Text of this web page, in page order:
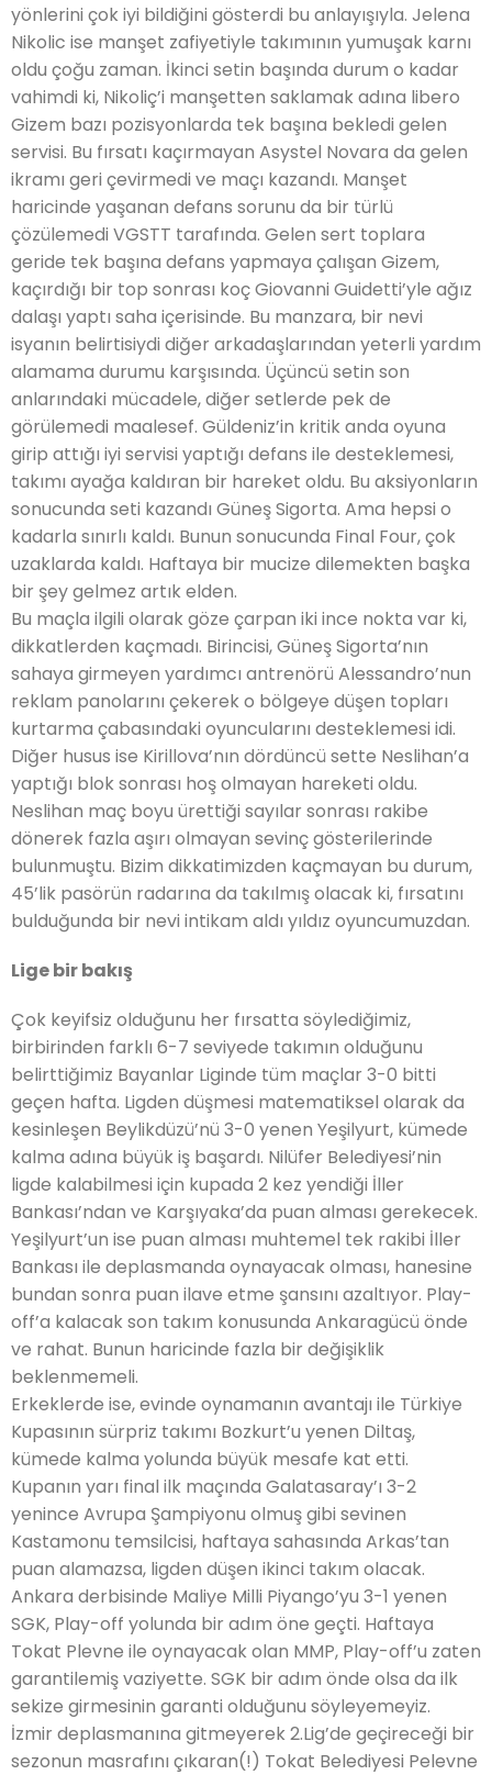
yönlerini çok iyi bildiğini gösterdi bu anlayışıyla. Jelena
Nikolic ise manşet zafiyetiyle takımının yumuşak karnı
oldu çoğu zaman. İkinci setin başında durum o kadar
vahimdi ki, Nikoliç’i manşetten saklamak adına libero
Gizem bazı pozisyonlarda tek başına bekledi gelen
servisi. Bu fırsatı kaçırmayan Asystel Novara da gelen
ikramı geri çevirmedi ve maçı kazandı. Manşet
haricinde yaşanan defans sorunu da bir türlü
çözülemedi VGSTT tarafında. Gelen sert toplara
geride tek başına defans yapmaya çalışan Gizem,
kaçırdığı bir top sonrası koç Giovanni Guidetti’yle ağız
dalaşı yaptı saha içerisinde. Bu manzara, bir nevi
isyanın belirtisiydi diğer arkadaşlarından yeterli yardım
alamama durumu karşısında. Üçüncü setin son
anlarındaki mücadele, diğer setlerde pek de
görülemedi maalesef. Güldeniz’in kritik anda oyuna
girip attığı iyi servisi yaptığı defans ile desteklemesi,
takımı ayağa kaldıran bir hareket oldu. Bu aksiyonların
sonucunda seti kazandı Güneş Sigorta. Ama hepsi o
kadarla sınırlı kaldı. Bunun sonucunda Final Four, çok
uzaklarda kaldı. Haftaya bir mucize dilemekten başka
bir şey gelmez artık elden.
Bu maçla ilgili olarak göze çarpan iki ince nokta var ki,
dikkatlerden kaçmadı. Birincisi, Güneş Sigorta’nın
sahaya girmeyen yardımcı antrenörü Alessandro’nun
reklam panolarını çekerek o bölgeye düşen topları
kurtarma çabasındaki oyuncularını desteklemesi idi.
Diğer husus ise Kirillova’nın dördüncü sette Neslihan’a
yaptığı blok sonrası hoş olmayan hareketi oldu.
Neslihan maç boyu ürettiği sayılar sonrası rakibe
dönerek fazla aşırı olmayan sevinç gösterilerinde
bulunmuştu. Bizim dikkatimizden kaçmayan bu durum,
45’lik pasörün radarına da takılmış olacak ki, fırsatını
bulduğunda bir nevi intikam aldı yıldız oyuncumuzdan.
Lige bir bakış
Çok keyifsiz olduğunu her fırsatta söylediğimiz,
birbirinden farklı 6-7 seviyede takımın olduğunu
belirttiğimiz Bayanlar Liginde tüm maçlar 3-0 bitti
geçen hafta. Ligden düşmesi matematiksel olarak da
kesinleşen Beylikdüzü’nü 3-0 yenen Yeşilyurt, kümede
kalma adına büyük iş başardı. Nilüfer Belediyesi’nin
ligde kalabilmesi için kupada 2 kez yendiği İller
Bankası’ndan ve Karşıyaka’da puan alması gerekecek.
Yeşilyurt’un ise puan alması muhtemel tek rakibi İller
Bankası ile deplasmanda oynayacak olması, hanesine
bundan sonra puan ilave etme şansını azaltıyor. Play-
off’a kalacak son takım konusunda Ankaragücü önde
ve rahat. Bunun haricinde fazla bir değişiklik
beklenmemeli.
Erkeklerde ise, evinde oynamanın avantajı ile Türkiye
Kupasının sürpriz takımı Bozkurt’u yenen Diltaş,
kümede kalma yolunda büyük mesafe kat etti.
Kupanın yarı final ilk maçında Galatasaray’ı 3-2
yenince Avrupa Şampiyonu olmuş gibi sevinen
Kastamonu temsilcisi, haftaya sahasında Arkas’tan
puan alamazsa, ligden düşen ikinci takım olacak.
Ankara derbisinde Maliye Milli Piyango’yu 3-1 yenen
SGK, Play-off yolunda bir adım öne geçti. Haftaya
Tokat Plevne ile oynayacak olan MMP, Play-off’u zaten
garantilemiş vaziyette. SGK bir adım önde olsa da ilk
sekize girmesinin garanti olduğunu söyleyemeyiz.
İzmir deplasmanına gitmeyerek 2.Lig’de geçireceği bir
sezonun masrafını çıkaran(!) Tokat Belediyesi Pelevne